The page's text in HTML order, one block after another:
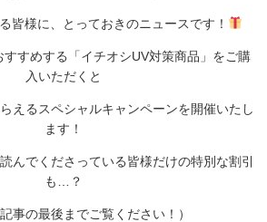
皆様に、 とっておきのニュースです！
すめする「イチオシUV対策商品」をご購
入いただくと
えるスペシャルキャンペーンを開催いたし
ます！
んでくださっている皆様だけの特別な割引
も…？
記事の最後までご覧ください！）